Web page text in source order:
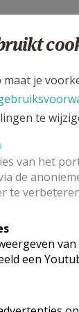
Paro-Sol of
nood in
je
te
van het
de
te
een